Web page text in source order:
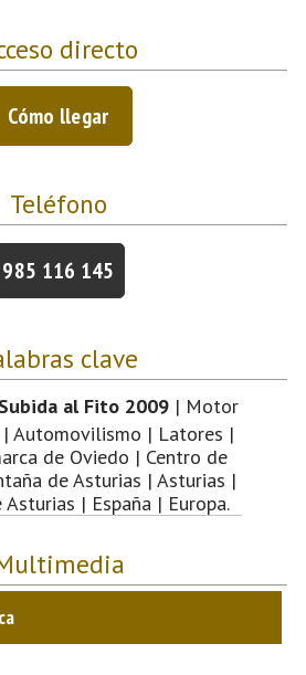
directo
Cómo llegar
Teléfono
985 116 145
clave
al Fito 2009 | Motor
| Automovilismo | Latores |
de Oviedo | Centro de
de Asturias | Asturias |
Asturias | España | Europa.